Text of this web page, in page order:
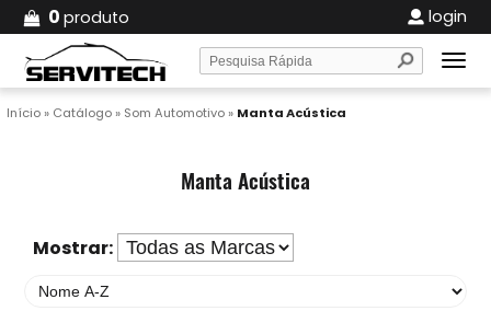
0produto login
Início» Catálogo» Som Automotivo» Manta Acústica
Manta Acústica
Mostrar: